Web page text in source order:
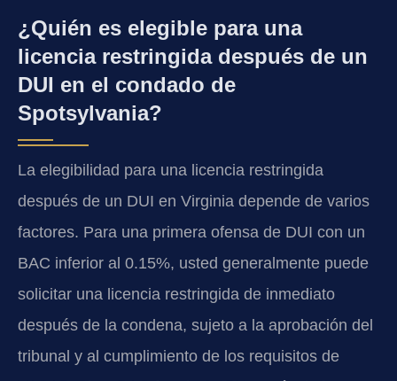
¿Quién es elegible para una
licencia restringida después de un
DUI en el condado de
Spotsylvania?
La elegibilidad para una licencia restringida
después de un DUI en Virginia depende de varios
factores. Para una primera ofensa de DUI con un
BAC inferior al 0.15%, usted generalmente puede
solicitar una licencia restringida de inmediato
después de la condena, sujeto a la aprobación del
tribunal y al cumplimiento de los requisitos de